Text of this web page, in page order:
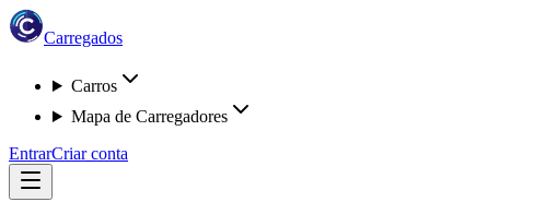
Carregados
Carros
Mapa de Carregadores
EntrarCriar conta